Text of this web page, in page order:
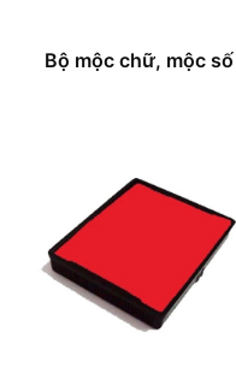
Bộ mộc chữ, mộc số